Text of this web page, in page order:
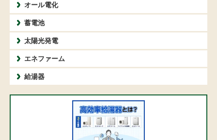
オール電化
蓄電池
太陽光発電
エネファーム
給湯器